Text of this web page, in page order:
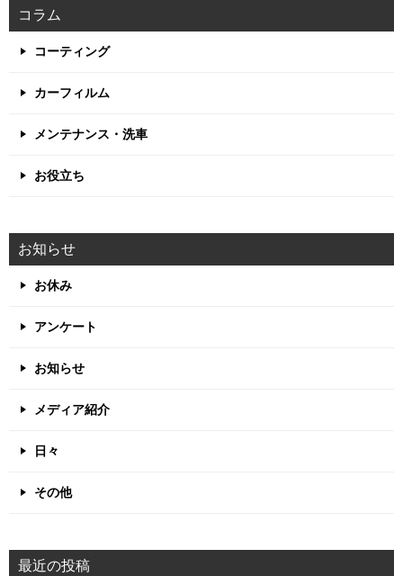
コラム
コーティング
カーフィルム
メンテナンス・洗車
お役立ち
お知らせ
お休み
アンケート
お知らせ
メディア紹介
日々
その他
最近の投稿